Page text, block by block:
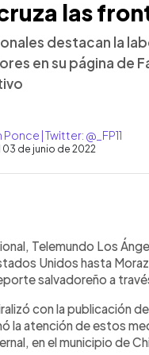
las
destacan la
en su página de
Ponce | Twitter: @_FP11
03 de junio de 2022
artículo
Telemundo Los
Unidos hasta
salvadoreño a
con la publicación
la atención de estos
en el municipio de